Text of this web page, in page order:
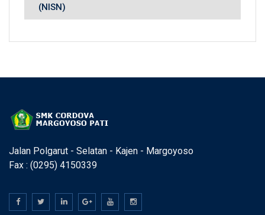
(NISN)
Jalan Polgarut - Selatan - Kajen - Margoyoso
Fax : (0295) 4150339